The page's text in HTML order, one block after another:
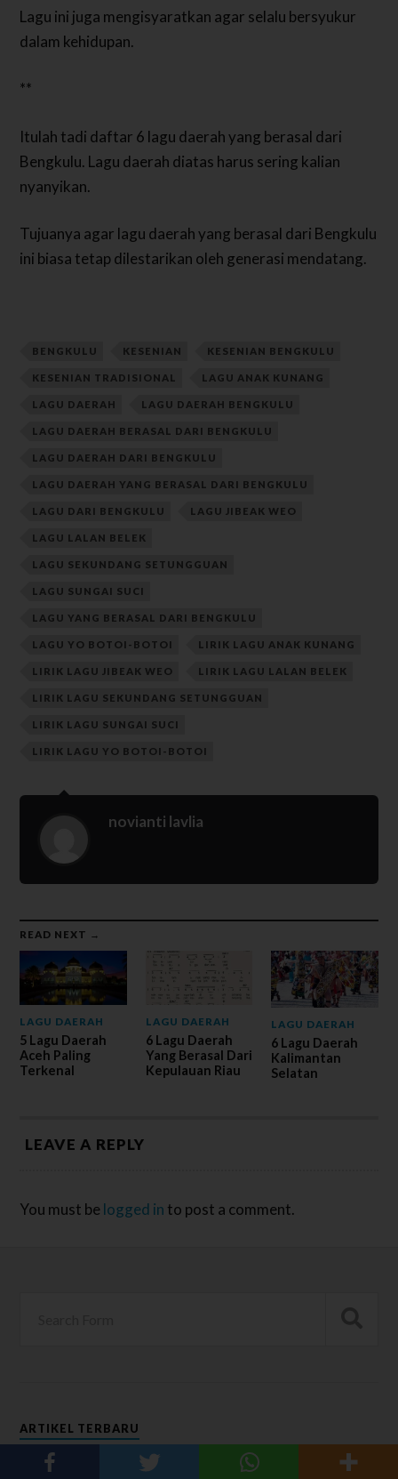
Lagu ini juga mengisyaratkan agar selalu bersyukur
dalam kehidupan.
**
Itulah tadi daftar 6 lagu daerah yang berasal dari
Bengkulu. Lagu daerah diatas harus sering kalian
nyanyikan.
Tujuanya agar lagu daerah yang berasal dari Bengkulu
ini biasa tetap dilestarikan oleh generasi mendatang.
BENGKULU KESENIAN KESENIAN BENGKULU
KESENIAN TRADISIONAL LAGU ANAK KUNANG
LAGU DAERAH LAGU DAERAH BENGKULU
LAGU DAERAH BERASAL DARI BENGKULU
LAGU DAERAH DARI BENGKULU
LAGU DAERAH YANG BERASAL DARI BENGKULU
LAGU DARI BENGKULU LAGU JIBEAK WEO
LAGU LALAN BELEK
LAGU SEKUNDANG SETUNGGUAN
LAGU SUNGAI SUCI
LAGU YANG BERASAL DARI BENGKULU
LAGU YO BOTOI-BOTOI LIRIK LAGU ANAK KUNANG
LIRIK LAGU JIBEAK WEO LIRIK LAGU LALAN BELEK
LIRIK LAGU SEKUNDANG SETUNGGUAN
LIRIK LAGU SUNGAI SUCI
LIRIK LAGU YO BOTOI-BOTOI
novianti lavlia
READ NEXT →
LAGU DAERAH
5 Lagu Daerah
Aceh Paling
Terkenal
LAGU DAERAH
6 Lagu Daerah
Yang Berasal Dari
Kepulauan Riau
LAGU DAERAH
6 Lagu Daerah
Kalimantan
Selatan
LEAVE A REPLY
You must be logged in to post a comment.
ARTIKEL TERBARU
5 Lagu Daerah Aceh Paling Terkenal